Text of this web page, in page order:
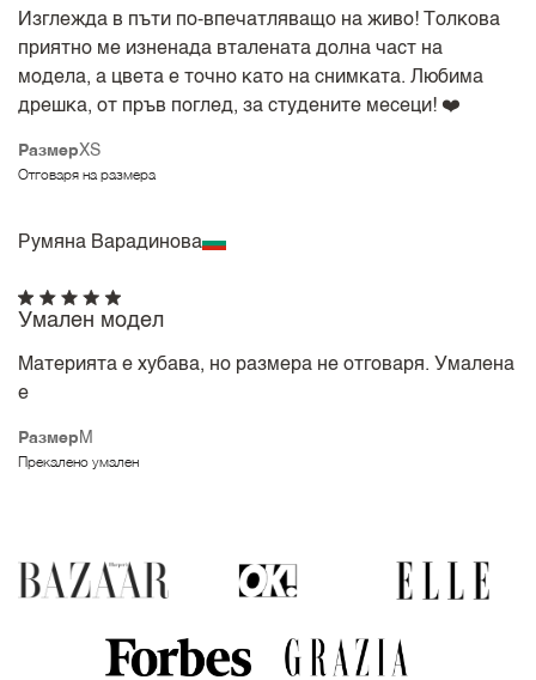
РазмерXS
Отговаря на размера
Изглежда в пъти по-впечатляващо на живо! Толкова
приятно ме изненада вталената долна част на
модела, а цвета е точно като на снимката. Любима
дрешка, от пръв поглед, за студените месеци! ❤️
Румяна Варадинова
Размер M
Прекалено умален
Умален модел
Материята е хубава, но размера не отговаря. Умалена
е